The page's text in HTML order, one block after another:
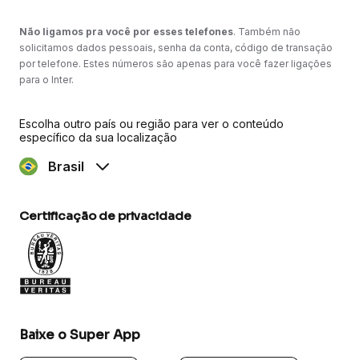
Não ligamos pra você por esses telefones. Também não
solicitamos dados pessoais, senha da conta, código de transação
por telefone. Estes números são apenas para você fazer ligações
para o Inter.
Escolha outro país ou região para ver o conteúdo
específico da sua localização
Brasil
Certificação de privacidade
Baixe o Super App